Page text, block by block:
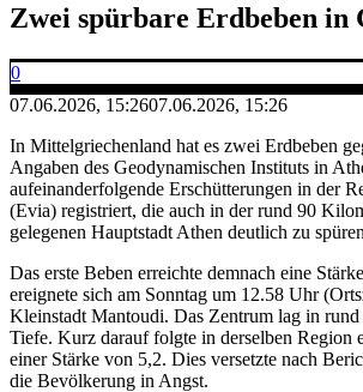
Zwei spürbare Erdbeben in
0
07.06.2026, 15:2607.06.2026, 15:26
In Mittelgriechenland hat es zwei Erdbeben
Angaben des Geodynamischen Instituts in
aufeinanderfolgende Erschütterungen in der
(Evia) registriert, die auch in der rund 90
gelegenen Hauptstadt Athen deutlich zu
Das erste Beben erreichte demnach eine
ereignete sich am Sonntag um 12.58 Uhr
Kleinstadt Mantoudi. Das Zentrum lag in
Tiefe. Kurz darauf folgte in derselben Region
einer Stärke von 5,2. Dies versetzte nach
die Bevölkerung in Angst.